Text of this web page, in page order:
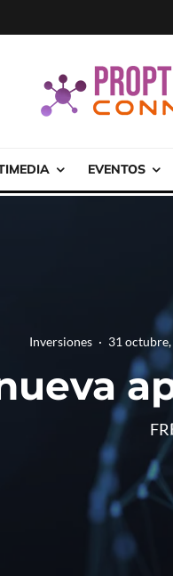
EVENTOS
Inversiones · 31